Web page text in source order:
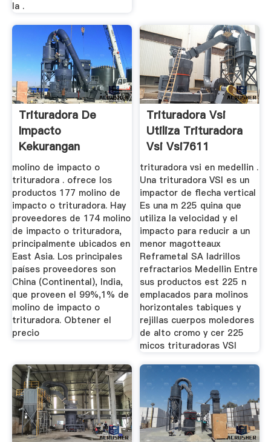
la .
Trituradora De
Impacto
Kekurangan
molino de impacto o
trituradora . ofrece los
productos 177 molino de
impacto o trituradora. Hay
proveedores de 174 molino
de impacto o trituradora,
principalmente ubicados en
East Asia. Los principales
países proveedores son
China (Continental), India,
que proveen el 99%,1% de
molino de impacto o
trituradora. Obtener el
precio
Trituradora Vsi
Utiliza Trituradora
Vsi Vsi7611
trituradora vsi en medellin .
Una trituradora VSI es un
impactor de flecha vertical
Es una m 225 quina que
utiliza la velocidad y el
impacto para reducir a un
menor magotteaux
Reframetal SA ladrillos
refractarios Medellin Entre
sus productos est 225 n
emplacados para molinos
horizontales tabiques y
rejillas cuerpos moledores
de alto cromo y cer 225
micos trituradoras VSI